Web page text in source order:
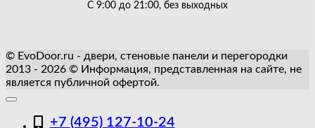
С 9:00 до 21:00, без выходных
© EvoDoor.ru - двери, стеновые панели и перегородки
2013 - 2026 © Информация, представленная на сайте, не
является публичной офертой.
+7 (495) 127-10-24